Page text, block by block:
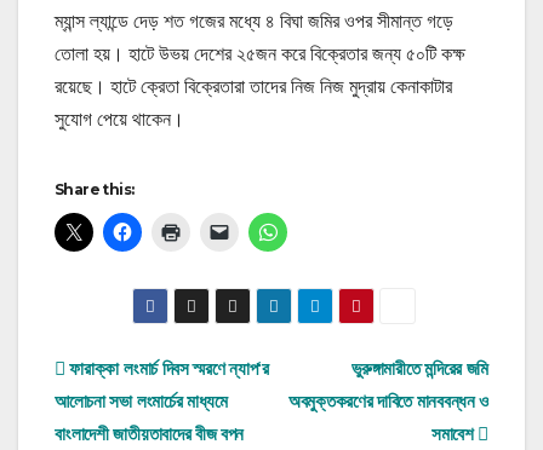
ম্যান্স ল্যান্ডে দেড় শত গজের মধ্যে ৪ বিঘা জমির ওপর সীমান্ত গড়ে
তোলা হয়। হাটে উভয় দেশের ২৫জন করে বিক্রেতার জন্য ৫০টি কক্ষ
রয়েছে। হাটে ক্রেতা বিক্রেতারা তাদের নিজ নিজ মুদ্রায় কেনাকাটার
সুযোগ পেয়ে থাকেন।
Share this:
Post
navigation
ভুরুঙ্গামারীতে মন্দিরের জমি
অবমুক্তকরণের দাবিতে মানববন্ধন ও
সমাবেশ
ফারাক্কা লংমার্চ দিবস স্মরণে ন্যাপ‘র
আলোচনা সভা লংমার্চের মাধ্যমে
বাংলাদেশী জাতীয়তাবাদের বীজ বপন